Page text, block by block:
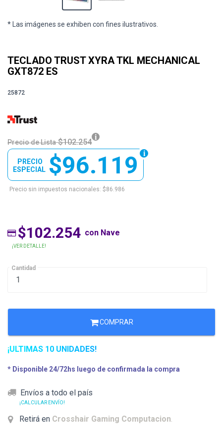
* Las imágenes se exhiben con fines ilustrativos.
TECLADO TRUST XYRA TKL MECHANICAL
GXT872 ES
25872
Precio de Lista $102.254
$96.119
PRECIO
ESPECIAL
Precio sin impuestos nacionales: $86.986
$102.254 con Nave
¡VER DETALLE!
Cantidad
COMPRAR
¡ULTIMAS 10 UNIDADES!
* Disponible 24/72hs luego de confirmada la compra
Envíos a todo el país
¡CALCULAR ENVÍO!
Retirá en Crosshair Gaming Computacion.